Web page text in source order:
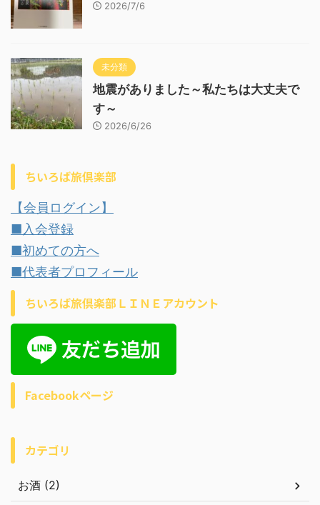
2026/7/6
未分類
地震がありました～私たちは大丈夫で
す～
2026/6/26
ちいろば旅倶楽部
【会員ログイン】
■入会登録
■初めての方へ
■代表者プロフィール
ちいろば旅倶楽部ＬＩＮＥアカウント
Facebookページ
カテゴリ
お酒 (2)